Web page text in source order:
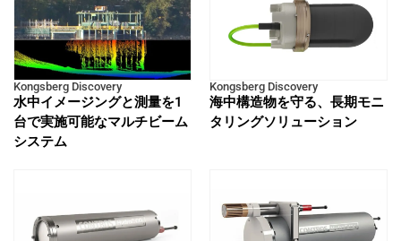
Kongsberg Discovery
水中イメージングと測量を1
台で実施可能なマルチビーム
システム
Kongsberg Discovery
海中構造物を守る、長期モニ
タリングソリューション